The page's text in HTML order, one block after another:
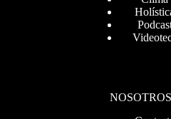
NOSOTROS